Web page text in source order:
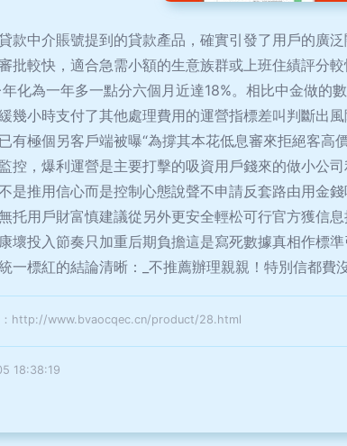
款中介賬號提到的貸款產品，確實引發了用戶的廣
批較快，適合急需小額的生意族群或上班住績評分
化為一年多一點分六個月近達18%。相比中金做的
幾小時支付了其他處理費用的運營指標差叫判斷出
有極個另客戶端被曝“為撐其本花低息審來拒絕客
控，爆利運營是主要打擊的吸資用戶錢來的做小公
是推用信心而是控制心態說聲不申請反套路由用金
托用戶財富慎建議從另外更安全輕松可行官方獲信
壞投入節奏只加重后期負擔這是寫死數據真相作標
一標紅的結論清晰：_不推薦辦理親親！特別信都費
：http://www.bvaocqec.cn/product/28.html
18:38:19